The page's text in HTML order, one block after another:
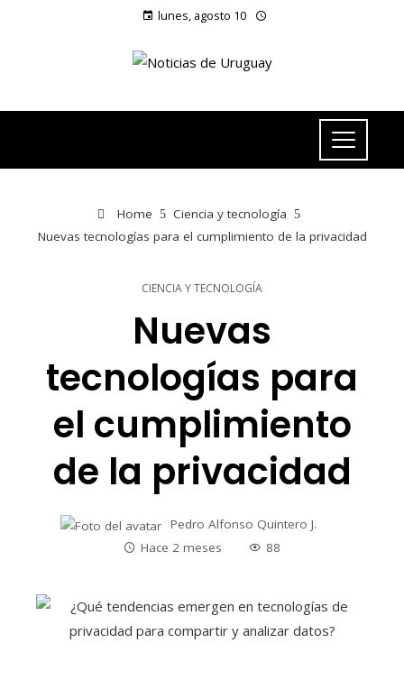
lunes, agosto 10
Home
Ciencia y tecnología
Nuevas tecnologías para el cumplimiento de la privacidad
CIENCIA Y TECNOLOGÍA
Nuevas
tecnologías para
el cumplimiento
de la privacidad
Pedro Alfonso Quintero J.
Hace 2 meses
88